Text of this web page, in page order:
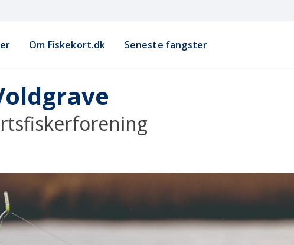
Om Fiskekort.dk Seneste fangster